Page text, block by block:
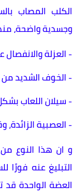
الكلب المصاب
وجسدية واضحة،
- العزلة
- الخوف الشديد من
- سيلان اللعاب
- العصبية
و ان هذا النوع
التبليغ عنه فورًا
العضة الواحدة قد